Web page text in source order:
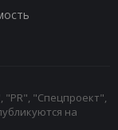
"Спецпроект",
на